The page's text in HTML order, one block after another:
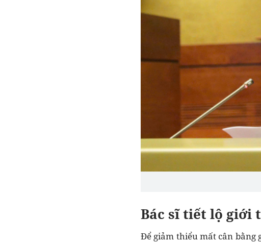
Bác sĩ tiết lộ giới
Để giảm thiểu mất cân